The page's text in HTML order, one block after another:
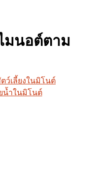
มนอต์ตาม
ว์เลี้ยงในมิโนต์
น้ำในมิโนต์